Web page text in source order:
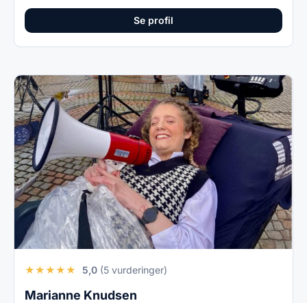
Se profil
★★★★★ 5,0 (5 vurderinger)
Marianne Knudsen